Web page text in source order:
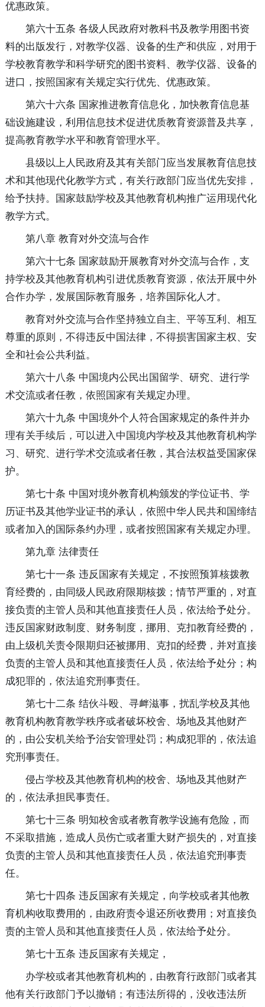
优惠政策。
第六十五条 各级人民政府对教科书及教学用图书资
料的出版发行，对教学仪器、设备的生产和供应，对用于
学校教育教学和科学研究的图书资料、教学仪器、设备的
进口，按照国家有关规定实行优先、优惠政策。
第六十六条 国家推进教育信息化，加快教育信息基
础设施建设，利用信息技术促进优质教育资源普及共享，
提高教育教学水平和教育管理水平。
县级以上人民政府及其有关部门应当发展教育信息技
术和其他现代化教学方式，有关行政部门应当优先安排，
给予扶持。国家鼓励学校及其他教育机构推广运用现代化
教学方式。
第八章 教育对外交流与合作
第六十七条 国家鼓励开展教育对外交流与合作，支
持学校及其他教育机构引进优质教育资源，依法开展中外
合作办学，发展国际教育服务，培养国际化人才。
教育对外交流与合作坚持独立自主、平等互利、相互
尊重的原则，不得违反中国法律，不得损害国家主权、安
全和社会公共利益。
第六十八条 中国境内公民出国留学、研究、进行学
术交流或者任教，依照国家有关规定办理。
第六十九条 中国境外个人符合国家规定的条件并办
理有关手续后，可以进入中国境内学校及其他教育机构学
习、研究、进行学术交流或者任教，其合法权益受国家保
护。
第七十条 中国对境外教育机构颁发的学位证书、学
历证书及其他学业证书的承认，依照中华人民共和国缔结
或者加入的国际条约办理，或者按照国家有关规定办理。
第九章 法律责任
第七十一条 违反国家有关规定，不按照预算核拨教
育经费的，由同级人民政府限期核拨；情节严重的，对直
接负责的主管人员和其他直接责任人员，依法给予处分。
违反国家财政制度、财务制度，挪用、克扣教育经费的，
由上级机关责令限期归还被挪用、克扣的经费，并对直接
负责的主管人员和其他直接责任人员，依法给予处分；构
成犯罪的，依法追究刑事责任。
第七十二条 结伙斗殴、寻衅滋事，扰乱学校及其他
教育机构教育教学秩序或者破坏校舍、场地及其他财产
的，由公安机关给予治安管理处罚；构成犯罪的，依法追
究刑事责任。
侵占学校及其他教育机构的校舍、场地及其他财产
的，依法承担民事责任。
第七十三条 明知校舍或者教育教学设施有危险，而
不采取措施，造成人员伤亡或者重大财产损失的，对直接
负责的主管人员和其他直接责任人员，依法追究刑事责
任。
第七十四条 违反国家有关规定，向学校或者其他教
育机构收取费用的，由政府责令退还所收费用；对直接负
责的主管人员和其他直接责任人员，依法给予处分。
第七十五条 违反国家有关规定，
办学校或者其他教育机构的，由教育行政部门或者其
他有关行政部门予以撤销；有违法所得的，没收违法所